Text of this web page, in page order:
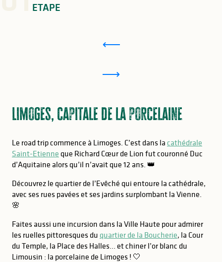
ETAPE
Limoges, capitale de la porcelaine
Le road trip commence à Limoges. C’est dans la cathédrale
Saint-Etienne que Richard Cœur de Lion fut couronné Duc
d’Aquitaine alors qu’il n’avait que 12 ans. 👑
Découvrez le quartier de l’Evêché qui entoure la cathédrale,
avec ses rues pavées et ses jardins surplombant la Vienne.
🌸
Faites aussi une incursion dans la Ville Haute pour admirer
les ruelles pittoresques du quartier de la Boucherie, la Cour
du Temple, la Place des Halles… et chiner l’or blanc du
Limousin : la porcelaine de Limoges ! 🤍